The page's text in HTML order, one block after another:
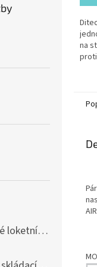
Ditec PFP2 Obdélníkové loketní tlačítko z nerezové oceli
na